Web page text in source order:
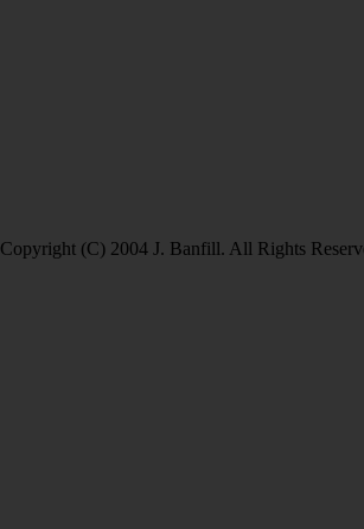
Copyright (C) 2004 J. Banfill. All Rights